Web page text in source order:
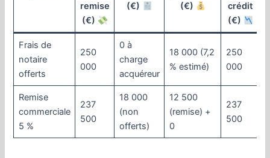
remise
(€)
(€)
(€)
crédit
(€)
Frais de
notaire
offerts
250
000
0 à
charge
acquéreur
18 000 (7,2
% estimé)
250
000
Remise
commerciale
5 %
237
500
18 000
(non
offerts)
12 500
(remise) +
0
237
500